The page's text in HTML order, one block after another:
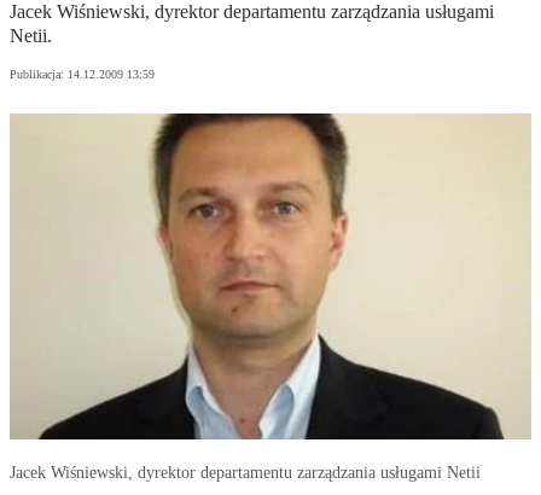
Jacek Wiśniewski, dyrektor departamentu zarządzania usługami
Netii.
Publikacja: 14.12.2009 13:59
Jacek Wiśniewski, dyrektor departamentu zarządzania usługami Netii